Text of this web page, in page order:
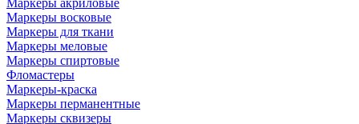
Маркеры акриловые
Маркеры восковые
Маркеры для ткани
Маркеры меловые
Маркеры спиртовые
Фломастеры
Маркеры-краска
Маркеры перманентные
Маркеры сквизеры